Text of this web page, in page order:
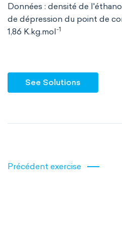
Données : densité de
de dépression du point de
1,86 K.kg.mol-1
See Solutions
Précédent exercise